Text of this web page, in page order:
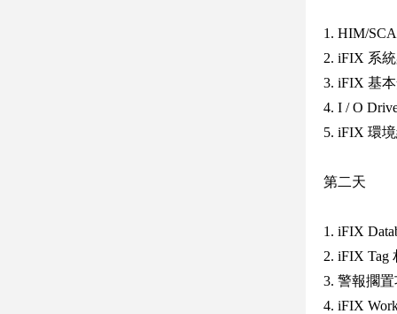
1. HIM/
2. iFIX 系
3. iFIX 基
4. I / O
5. iFIX 環
第二天
1. iFIX
2. iFIX Tag
3. 警報擱
4. iFIX